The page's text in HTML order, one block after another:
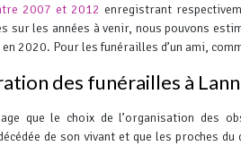
2007 et 2012 enregistrant
sur les années à venir, nous pouvons
2020. Pour les funérailles d’un ami,
des funérailles à
que le choix de l’organisation des
de son vivant et que les proches